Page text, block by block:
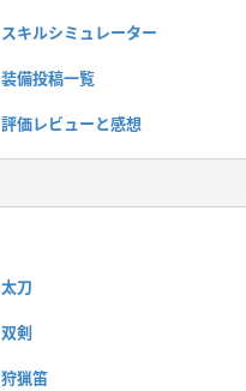
スキルシミュレーター
装備投稿一覧
評価レビューと感想
太刀
双剣
狩猟笛